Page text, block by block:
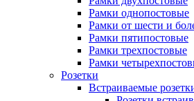
Рамки однопостовые
Рамки от шести и
Рамки пятипостовые
Рамки трехпостовые
Рамки
Розетки
Встраиваемые